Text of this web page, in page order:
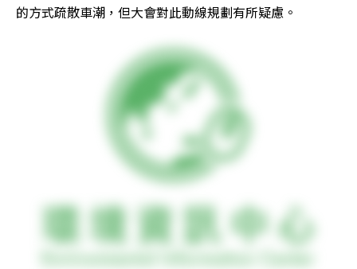
的方式疏散車潮，但大會對此動線規劃有所疑慮。